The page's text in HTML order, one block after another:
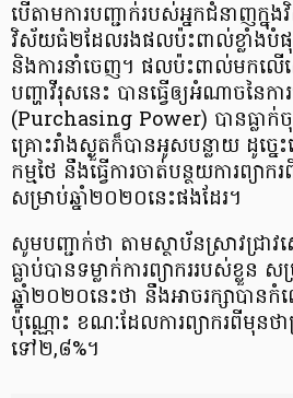
បើតាមការបញ្ជាក់​របស់អ្នកជំនាញ​ក្នុ
វិស័យធំ២ដែលរងផលប៉ះពាល់ខ្លាំង
និងការនាំចេញ។ ផលប៉ះពាល់​មកលើ
បញ្ហាវីរុសនេះ បានធ្វើឲ្យអំណាចនៃក
(Purchasing Power) បានធ្លាក់
គ្រោះរាំង​ស្ងួត​ក៏បាន​អូសបន្លាយ ដូច្
កម្មថៃ នឹងធ្វើការ​ចាត់​បន្ថយ​ការព្យា
សម្រាប់​ឆ្នាំ២០២០នេះផងដែរ។
សូមបញ្ជាក់ថា តាមស្ថាប័ន​ស្រាវជ្រាវ​
ធ្លាប់បានទម្លាក់​ការព្យាករ​របស់ខ្លួន ស
ឆ្នាំ២០២០នេះថា នឹងអាចរក្សាបា
ប៉ុណ្ណោះ ខណៈដែល​ការព្យាករពីមុន​ថ
ទៅ២,៨%។